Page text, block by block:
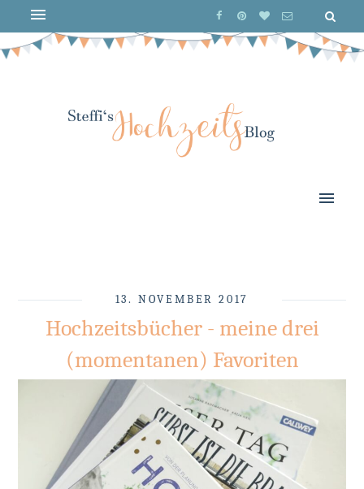
13. NOVEMBER 2017
Hochzeitsbücher - meine drei
(momentanen) Favoriten